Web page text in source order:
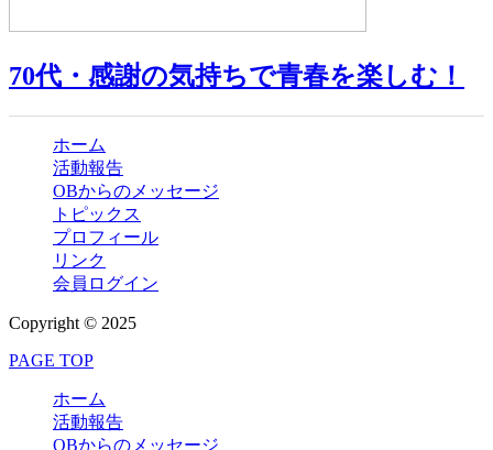
70代・感謝の気持ちで青春を楽しむ！
ホーム
活動報告
OBからのメッセージ
トピックス
プロフィール
リンク
会員ログイン
Copyright © 2025
PAGE TOP
ホーム
活動報告
OBからのメッセージ